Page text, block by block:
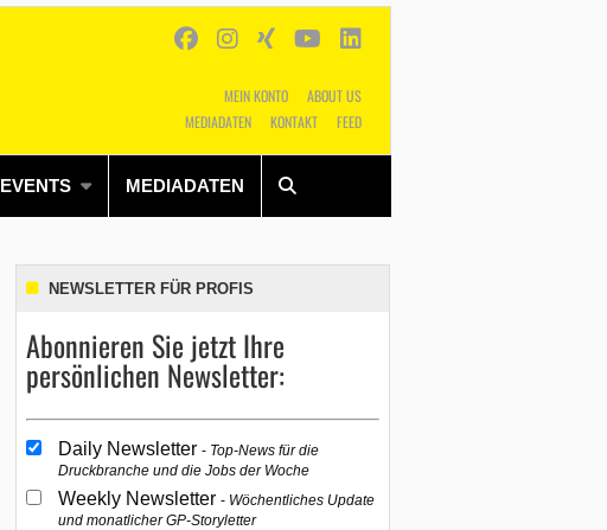
MEIN KONTO
ABOUT US
MEDIADATEN
KONTAKT FEED
EVENTS MEDIADATEN
Alles Shop SUCHEN
NEWSLETTER FÜR PROFIS
Abonnieren Sie jetzt Ihre
persönlichen Newsletter:
Daily Newsletter Top-News für die
Druckbranche und die Jobs der Woche
Weekly Newsletter Wöchentliches Update
und monatlicher GP-Storyletter